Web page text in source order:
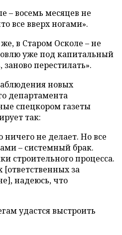
– восемь месяцев не
все вверх ногами».
в Старом Осколе – не
уже под капитальный
перестилать».
новых
департамента
спецкором газеты
так:
ничего не делает. Но все
– системный брак.
строительного процесса.
за
надеюсь, что
удастся выстроить